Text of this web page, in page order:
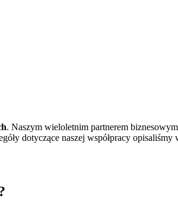
. Naszym wieloletnim partnerem
dotyczące naszej współpracy